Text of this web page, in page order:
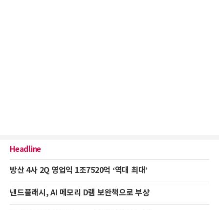
Headline
방산 4사 2Q 영업익 1조7520억 ‘역대 최대’
낸드플래시, AI 메모리 D램 보완책으로 부상